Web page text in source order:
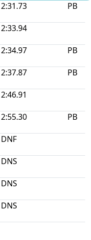
2:31.73 PB
2:33.94
2:34.97 PB
2:37.87 PB
2:46.91
2:55.30 PB
DNF
DNS
DNS
DNS